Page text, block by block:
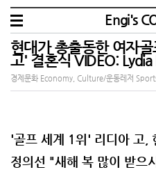
Engi's
현대가 총출동한 여자
고' 결혼식 VIDEO:
경제문화 Economy, Culture/운동레저
'골프 세계 1위' 리디아 고,
정의선 "새해 복 많이 받으